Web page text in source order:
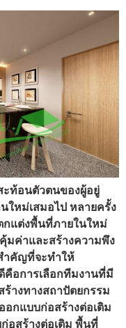
ะท้อนตัวตนของผู้อยู่
ใหม่เสมอไป หลายครั้ง
กแต่งพื้นที่ภายในใหม่
มค่าและสร้างความพึง
ำคัญที่จะทำให้
คือการเลือกทีมงานที่มี
ร้างทางสถาปัตยกรรม
อกแบบก่อสร้างต่อเติม
อสร้างต่อเติม พื้นที่